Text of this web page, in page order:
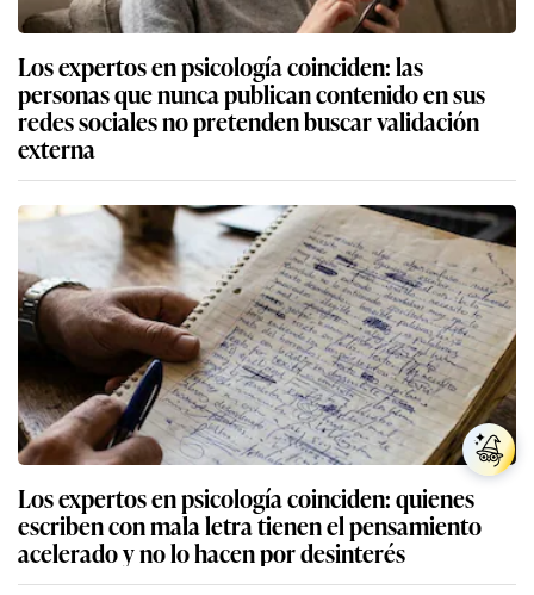
Los expertos en psicología coinciden: las
personas que nunca publican contenido en sus
redes sociales no pretenden buscar validación
externa
Los expertos en psicología coinciden: quienes
escriben con mala letra tienen el pensamiento
acelerado y no lo hacen por desinterés